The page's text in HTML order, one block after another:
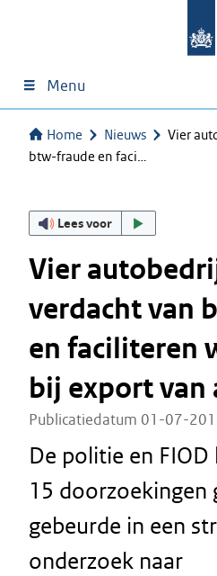
Menu
Home Nieuws
Vier
btw-fraude en faci…
Lees voor
Vier
verdacht van
en faciliteren
bij export van
Publicatiedatum 01-07-
De politie en
15 doorzoekingen
gebeurde in een
onderzoek naar